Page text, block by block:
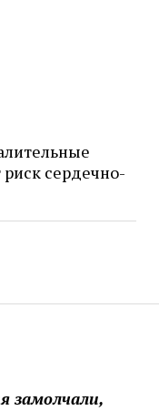
замолчали,
сердечно-